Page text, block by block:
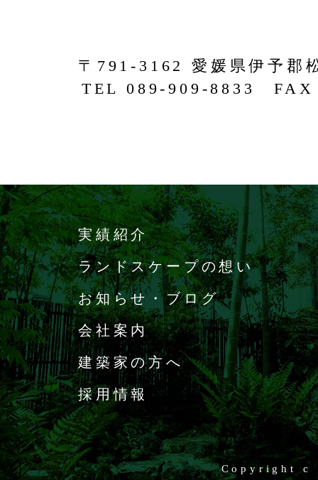
〒791-3162 愛媛県伊予郡
TEL 089-909-8833 FAX
実績紹介
ランドスケープの想い
お知らせ・ブログ
会社案内
建築家の方へ
採用情報
Copyright c